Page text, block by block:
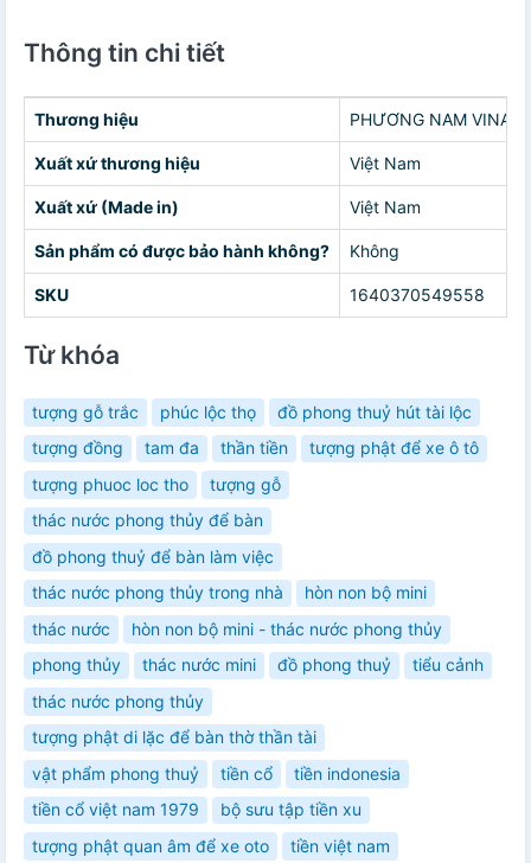
Thông tin chi tiết
Thương hiệu PHƯƠNG NAM
Xuất xứ thương hiệu Việt Nam
Xuất xứ (Made in) Việt Nam
Sản phẩm có được bảo hành không? Không
SKU 1640370549558
Từ khóa
tượng gỗ trắc phúc lộc thọ
đồ phong thuỷ hút tài lộc
tượng đồng
tam đa thần tiền
tượng phật để xe ô tô
tượng phuoc loc tho
tượng gỗ
thác nước phong thủy để bàn
đồ phong thuỷ để bàn làm việc
thác nước phong thủy trong nhà
hòn non bộ mini
thác nước
hòn non bộ mini - thác nước phong thủy
phong thủy
thác nước mini đồ phong thuỷ
tiểu cảnh
thác nước phong thủy
tượng phật di lặc để bàn thờ thần tài
vật phẩm phong thuỷ
tiền cổ
tiền indonesia
tiền cổ việt nam 1979
bộ sưu tập tiền xu
tượng phật quan âm để xe oto
tiền việt nam